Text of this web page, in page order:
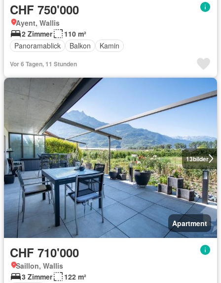
CHF 750'000
Ayent, Wallis
2 Zimmer
110 m²
Panoramablick
Balkon Kamin
Vor 6 Tagen, 11 Stunden
13bilder
Apartment
CHF 710'000
Saillon, Wallis
3 Zimmer
122 m²